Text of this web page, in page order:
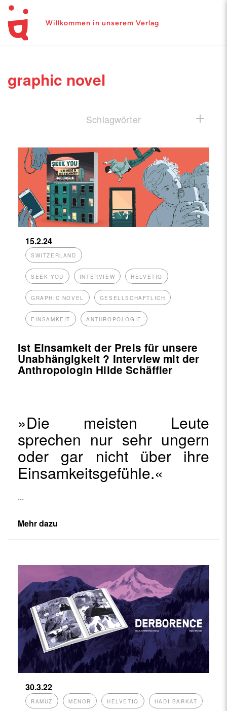
Willkommen in unserem Verlag
graphic novel
Schlagwörter
15.2.24
SWITZERLAND
SEEK YOU INTERVIEW HELVETIQ
GRAPHIC NOVEL GESELLSCHAFTLICH
EINSAMKEIT ANTHROPOLOGIE
Ist Einsamkeit der Preis für unsere
Unabhängigkeit ? Interview mit der
Anthropologin Hilde Schäffler
»Die meisten Leute
sprechen nur sehr ungern
oder gar nicht über ihre
Einsamkeitsgefühle.«
...
Mehr dazu
30.3.22
RAMUZ MENOR HELVETIQ HADI BARKAT